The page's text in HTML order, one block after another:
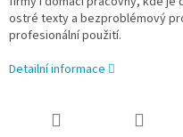
ostré texty a bezproblémový
profesionální použití.
Detailní informace